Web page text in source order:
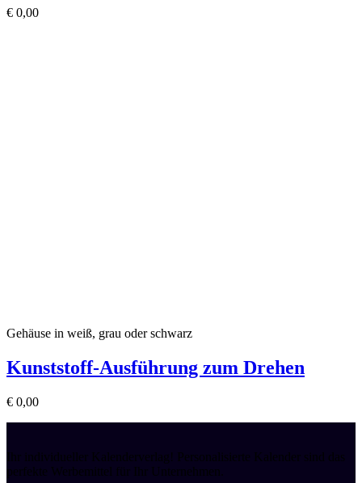
€ 0,00
Gehäuse in weiß, grau oder schwarz
Kunststoff-Ausführung zum Drehen
€ 0,00
Ihr individueller Kalenderverlag! Personalisierte Kalender sind das
perfekte Werbemittel für Ihr Unternehmen.